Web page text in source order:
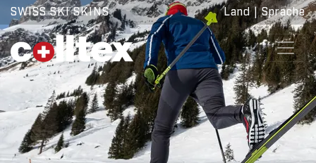
SWISS SKI SKINS Land|Sprache